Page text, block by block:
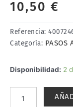
10,50 €
Referencia:
Categoría: PASOS
Disponibilidad: 2
PASO
6,5x2,2cm.